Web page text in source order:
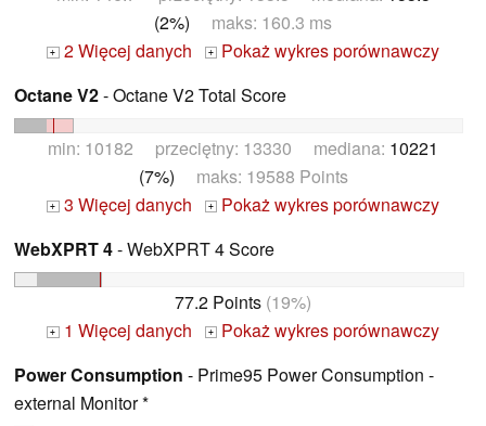
(2%) maks: 160.3 ms
+ 2 Więcej danych +
Pokaż wykres porównawczy
Octane V2- Octane V2 Total Score
min: 10182 przeciętny: 13330 mediana: 10221
(7%) maks: 19588 Points
+ 3 Więcej danych +
Pokaż wykres porównawczy
WebXPRT 4- WebXPRT 4 Score
77.2 Points (19%)
+ 1 Więcej danych +
Pokaż wykres porównawczy
Power Consumption - Prime95 Power Consumption -
external Monitor *